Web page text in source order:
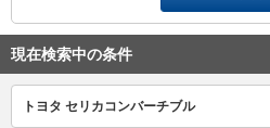
現在検索中の条件
トヨタ セリカコンバーチブル